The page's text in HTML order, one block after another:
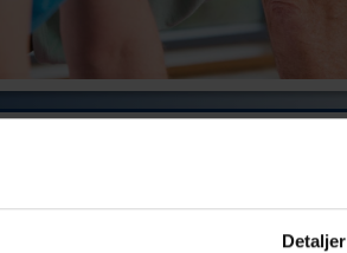
Detaljer